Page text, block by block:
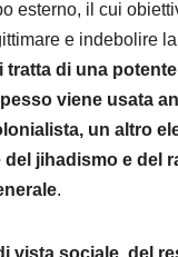
esterno, il cui
e indebolire
tratta di una
viene usata
un altro
del jihadismo e del
.